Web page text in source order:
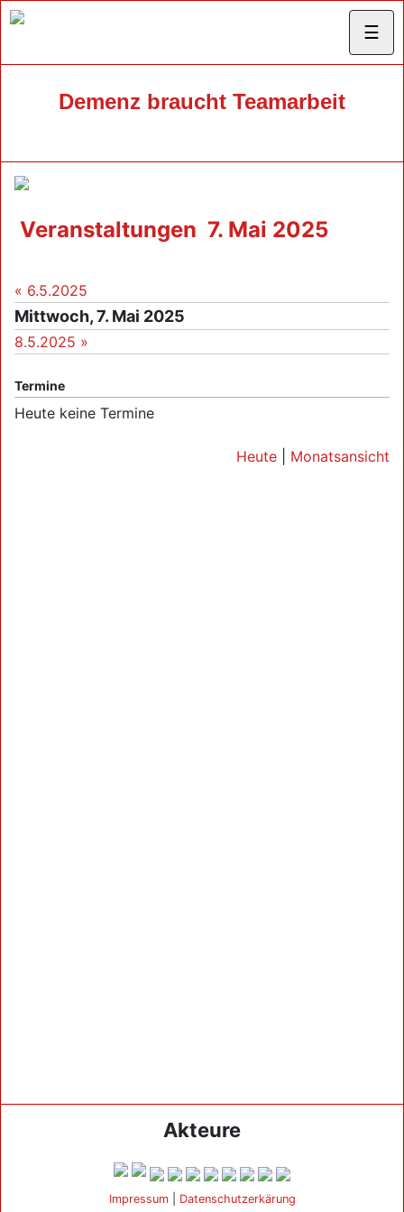
☰
Demenz braucht Teamarbeit
Veranstaltungen 7. Mai 2025
« 6.5.2025
Mittwoch, 7. Mai 2025
8.5.2025 »
Termine
Heute keine Termine
Heute Monatsansicht
Akteure
Impressum| Datenschutzerkärung